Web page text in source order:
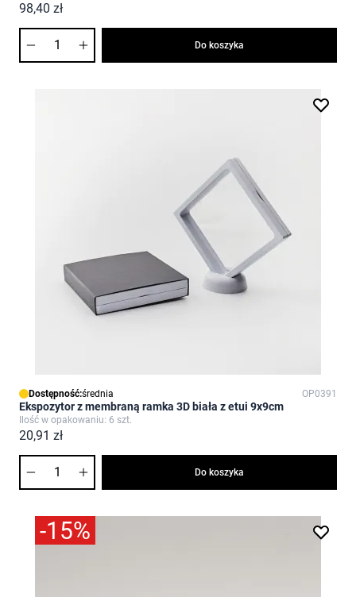
98,40 zł
Do koszyka
Dostępność:średnia OP0391
Ekspozytor z membraną ramka 3D biała z etui 9x9cm
Ilość w opakowaniu: 6 szt.
20,91 zł
Do koszyka
-15%